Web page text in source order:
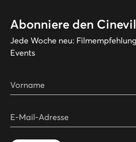
Abonniere den
Jede Woche neu:
Events
Vorname
E-Mail-Adresse